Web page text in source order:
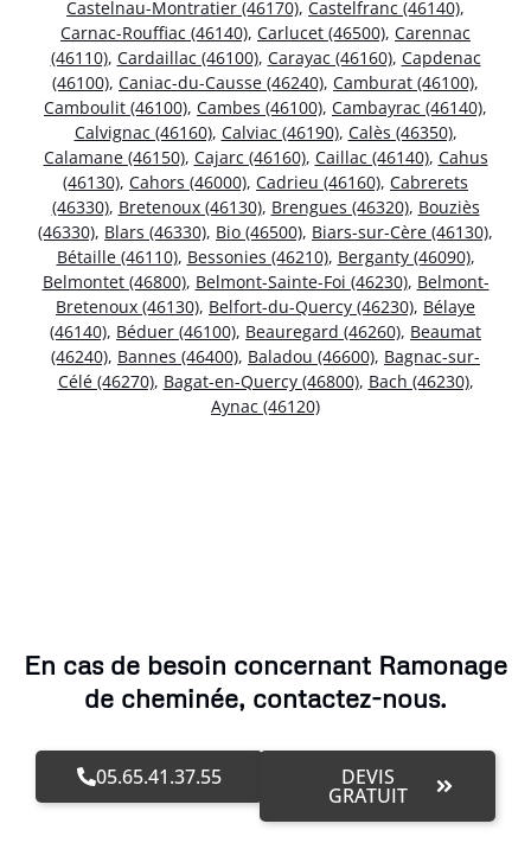
Castelnau-Montratier (46170), Castelfranc (46140),
Carnac-Rouffiac (46140), Carlucet (46500), Carennac
(46110), Cardaillac (46100), Carayac (46160), Capdenac
(46100), Caniac-du-Causse (46240), Camburat (46100),
Camboulit (46100), Cambes (46100), Cambayrac (46140),
Calvignac (46160), Calviac (46190), Calès (46350),
Calamane (46150), Cajarc (46160), Caillac (46140), Cahus
(46130), Cahors (46000), Cadrieu (46160), Cabrerets
(46330), Bretenoux (46130), Brengues (46320), Bouziès
(46330), Blars (46330), Bio (46500), Biars-sur-Cère (46130),
Bétaille (46110), Bessonies (46210), Berganty (46090),
Belmontet (46800), Belmont-Sainte-Foi (46230), Belmont-
Bretenoux (46130), Belfort-du-Quercy (46230), Bélaye
(46140), Béduer (46100), Beauregard (46260), Beaumat
(46240), Bannes (46400), Baladou (46600), Bagnac-sur-
Célé (46270), Bagat-en-Quercy (46800), Bach (46230),
Aynac (46120)
En cas de besoin concernant Ramonage
de cheminée, contactez-nous.
05.65.41.37.55 DEVIS
GRATUIT